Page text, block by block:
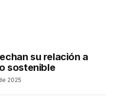
su relación a
sostenible
2025